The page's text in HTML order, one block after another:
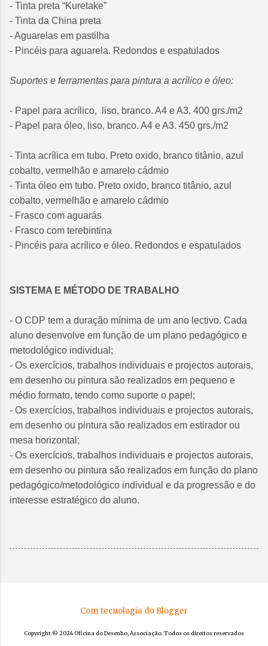
- Tinta preta “Kuretake”
- Tinta da China preta
- Aguarelas em pastilha
- Pincéis para aguarela. Redondos e espatulados
Suportes e ferramentas para pintura a acrílico e óleo:
- Papel para acrílico, liso, branco. A4 e A3. 400 grs./m2
- Papel para óleo, liso, branco. A4 e A3. 450 grs./m2
- Tinta acrílica em tubo. Preto oxido, branco titânio, azul
cobalto, vermelhão e amarelo cádmio
- Tinta óleo em tubo. Preto oxido, branco titânio, azul
cobalto, vermelhão e amarelo cádmio
- Frasco com aguarás
- Frasco com terebintina
- Pincéis para acrílico e óleo. Redondos e espatulados
SISTEMA E MÉTODO DE TRABALHO
- O CDP tem a duração mínima de um ano lectivo. Cada
aluno desenvolve em função de um plano pedagógico e
metodológico individual;
- Os exercícios, trabalhos individuais e projectos autorais,
em desenho ou pintura são realizados em pequeno e
médio formato, tendo como suporte o papel;
- Os exercícios, trabalhos individuais e projectos autorais,
em desenho ou pintura são realizados em estirador ou
mesa horizontal;
- Os exercícios, trabalhos individuais e projectos autorais,
em desenho ou pintura são realizados em função do plano
pedagógico/metodológico individual e da progressão e do
interesse estratégico do aluno.
Com tecnologia do Blogger
Copyright © 2024 Oficina do Desenho, Associação. Todos os direitos reservados